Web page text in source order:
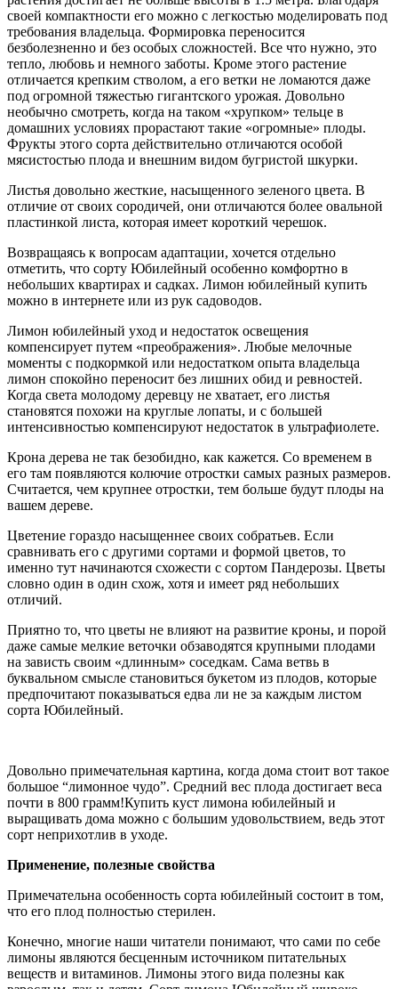
своей компактности его можно с легкостью моделировать под
требования владельца. Формировка переносится
безболезненно и без особых сложностей. Все что нужно, это
тепло, любовь и немного заботы. Кроме этого растение
отличается крепким стволом, а его ветки не ломаются даже
под огромной тяжестью гигантского урожая. Довольно
необычно смотреть, когда на таком «хрупком» тельце в
домашних условиях прорастают такие «огромные» плоды.
Фрукты этого сорта действительно отличаются особой
мясистостью плода и внешним видом бугристой шкурки.
Листья довольно жесткие, насыщенного зеленого цвета. В
отличие от своих сородичей, они отличаются более овальной
пластинкой листа, которая имеет короткий черешок.
Возвращаясь к вопросам адаптации, хочется отдельно
отметить, что сорту Юбилейный особенно комфортно в
небольших квартирах и садках. Лимон юбилейный купить
можно в интернете или из рук садоводов.
Лимон юбилейный уход и недостаток освещения
компенсирует путем «преображения». Любые мелочные
моменты с подкормкой или недостатком опыта владельца
лимон спокойно переносит без лишних обид и ревностей.
Когда света молодому деревцу не хватает, его листья
становятся похожи на круглые лопаты, и с большей
интенсивностью компенсируют недостаток в ультрафиолете.
Крона дерева не так безобидно, как кажется. Со временем в
его там появляются колючие отростки самых разных размеров.
Считается, чем крупнее отростки, тем больше будут плоды на
вашем дереве.
Цветение гораздо насыщеннее своих собратьев. Если
сравнивать его с другими сортами и формой цветов, то
именно тут начинаются схожести с сортом Пандерозы. Цветы
словно один в один схож, хотя и имеет ряд небольших
отличий.
Приятно то, что цветы не влияют на развитие кроны, и порой
даже самые мелкие веточки обзаводятся крупными плодами
на зависть своим «длинным» соседкам. Сама ветвь в
буквальном смысле становиться букетом из плодов, которые
предпочитают показываться едва ли не за каждым листом
сорта Юбилейный.
Довольно примечательная картина, когда дома стоит вот такое
большое “лимонное чудо”. Средний вес плода достигает веса
почти в 800 грамм!Купить куст лимона юбилейный и
выращивать дома можно с большим удовольствием, ведь этот
сорт неприхотлив в уходе.
Применение, полезные свойства
Примечательна особенность сорта юбилейный состоит в том,
что его плод полностью стерилен.
Конечно, многие наши читатели понимают, что сами по себе
лимоны являются бесценным источником питательных
веществ и витаминов. Лимоны этого вида полезны как